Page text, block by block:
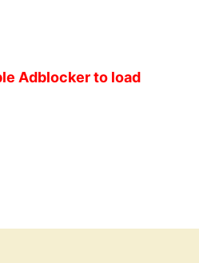
Adblocker to load